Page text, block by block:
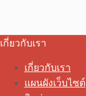
เกี่ยวกับเรา
เกี่ยวกับเรา
แผนผังเว็บไซต์